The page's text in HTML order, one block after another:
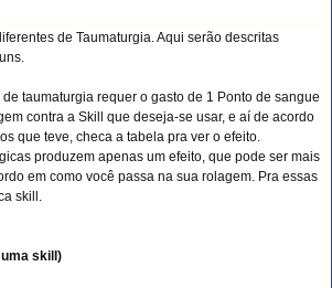
de Taumaturgia. Aqui serão descritas
taumaturgia requer o gasto de 1 Ponto de sangue
contra a Skill que deseja-se usar, e aí de acordo
que teve, checa a tabela pra ver o efeito.
produzem apenas um efeito, que pode ser mais
em como você passa na sua rolagem. Pra essas
skill.
skill)